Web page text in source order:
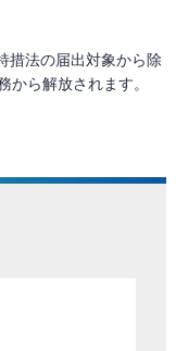
措法の届出対象から除
ら解放されます。